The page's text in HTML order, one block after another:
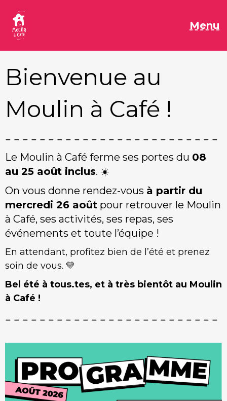
contenu
Menu
Bienvenue au
Moulin à Café !
Le Moulin à Café ferme ses portes du 08
au 25 août inclus. ☀️
On vous donne rendez-vous à partir du
mercredi 26 août pour retrouver le Moulin
à Café, ses activités, ses repas, ses
événements et toute l’équipe !
En attendant, profitez bien de l’été et prenez
soin de vous. 💛
Bel été à tous.tes, et à très bientôt au Moulin
à Café !